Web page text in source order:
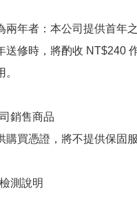
兩年者：本公司提供首年
送修時，將酌收 NT$240
銷售商品
購買憑證，將不提供保固服
測說明